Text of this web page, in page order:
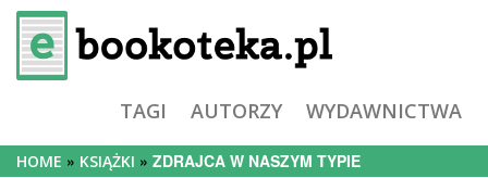
TAGI AUTORZY WYDAWNICTWA
HOME KSIĄŻKI ZDRAJCA W NASZYM TYPIE